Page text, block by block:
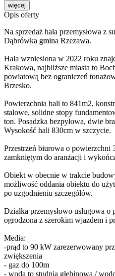
więcej
Opis oferty
Na sprzedaż hala przemysłowa z
Dąbrówka gmina Rzezawa.
Hala wzniesiona w 2022 roku
Krakowa, najbliższe miasta to
powiatową bez ograniczeń
Brzesko.
Powierzchnia hali to 841m2,
stalowe, solidne stopy
ton. Posadzka bezpyłowa, dwie
Wysokość hali 830cm w szczycie.
Przestrzeń biurowa o powierzchni
zamkniętym do aranżacji i
Obiekt w obecnie w trakcie
możliwość oddania obiektu do
po uzgodnieniu szczegółów.
Działka przemysłowo usługowa
ogrodzona z szerokim wjazdem i
Media:
-prąd to 90 kW zarezerwowany
zwiększenia
- gaz do 100m
- woda to studnia głębinowa /